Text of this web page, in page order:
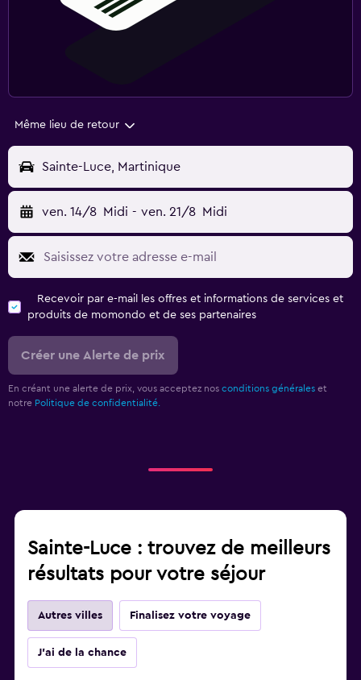
Même lieu de retour
Sainte-Luce, Martinique
ven. 14/8 Midi - ven. 21/8 Midi
Recevoir par e-mail les offres et informations de services et
produits de momondo et de ses partenaires
Créer une Alerte de prix
En créant une alerte de prix, vous acceptez nos conditions générales et
notre Politique de confidentialité.
Sainte-Luce : trouvez de meilleurs
résultats pour votre séjour
Autres villes Finalisez votre voyage
J'ai de la chance